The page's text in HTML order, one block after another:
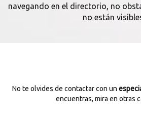
navegando en el directorio, no
no están
No te olvides de contactar con un
encuentras, mira en otras